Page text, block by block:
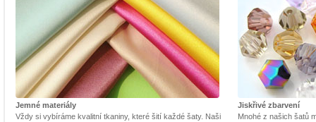
Jemné materiály
Vždy si vybíráme kvalitní tkaniny, které šití každé šaty. Naši
Jiskřivé zbarvení
Mnohé z našich šatů